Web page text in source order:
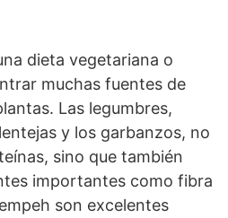
dieta vegetariana o
muchas fuentes de
Las legumbres,
y los garbanzos, no
sino que también
importantes como fibra
son excelentes